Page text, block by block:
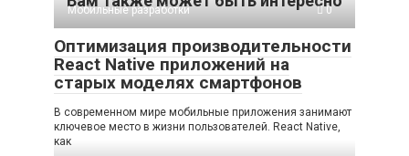
Мобильные разработки 0
Оптимизация производительности
React Native приложений на
старых моделях смартфонов
В современном мире мобильные приложения занимают
ключевое место в жизни пользователей. React Native,
как